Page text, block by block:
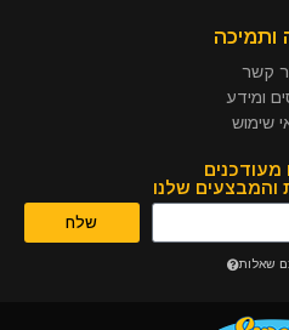
ותמיכה
קשר
ומידע
שימוש
שלנו
שלח
שאלות